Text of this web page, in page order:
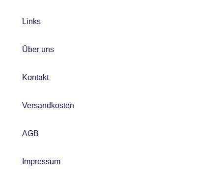
Links
Über uns
Kontakt
Versandkosten
AGB
Impressum